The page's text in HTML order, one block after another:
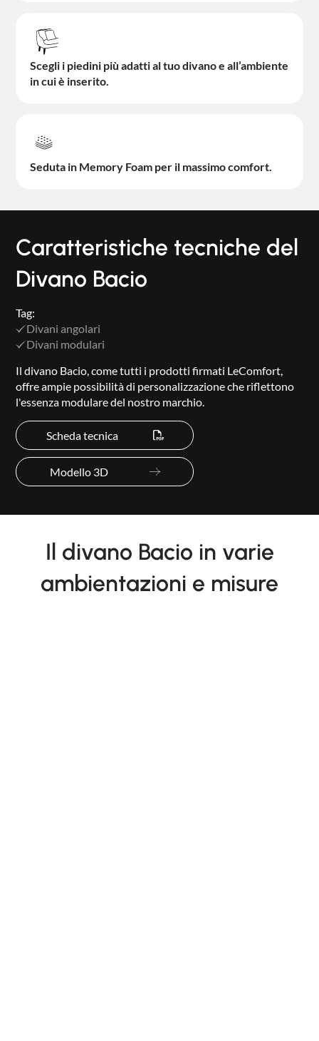
Scegli i piedini più adatti al tuo divano e all’ambiente
in cui è inserito.
Seduta in Memory Foam per il massimo comfort.
Caratteristiche tecniche del
Divano Bacio
Tag:
Divani angolari
Divani modulari
Il divano Bacio, come tutti i prodotti firmati LeComfort,
offre ampie possibilità di personalizzazione che riflettono
l'essenza modulare del nostro marchio.
Scheda tecnica
Modello 3D
Il divano Bacio in varie
ambientazioni e misure